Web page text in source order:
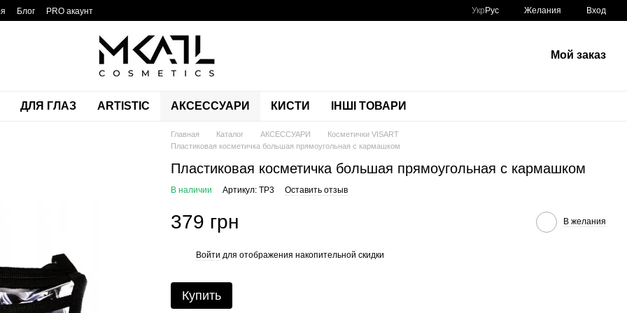
Блог PRO акаунт Укр Рус Желания Вход
Мой заказ
ДЛЯ ГЛАЗ ARTISTIC АКСЕССУАРИ КИСТИ ІНШІ ТОВАРИ
Главная Каталог АКСЕССУАРИ
Косметички VISART
Пластиковая косметичка большая прямоугольная с кармашком
Пластиковая косметичка большая прямоугольная с кармашком
В наличии Артикул: TP3 Оставить отзыв
379 грн В желания
Войти для отображения накопительной скидки
Купить